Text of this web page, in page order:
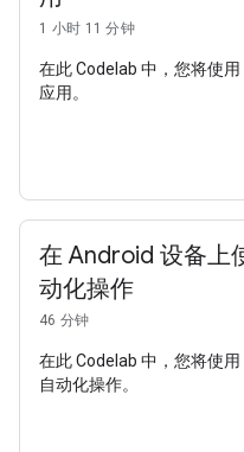
1 小时 11 分钟
在此 Codelab 中，您将使
应用。
在 Android 设备上
动化操作
46 分钟
在此 Codelab 中，您将使
自动化操作。